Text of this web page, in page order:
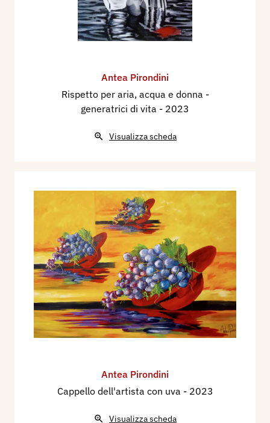
Antea Pirondini
Rispetto per aria, acqua e donna -
generatrici di vita - 2023
Visualizza scheda
Antea Pirondini
Cappello dell'artista con uva - 2023
Visualizza scheda